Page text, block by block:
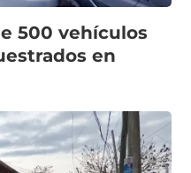
500 vehículos
en